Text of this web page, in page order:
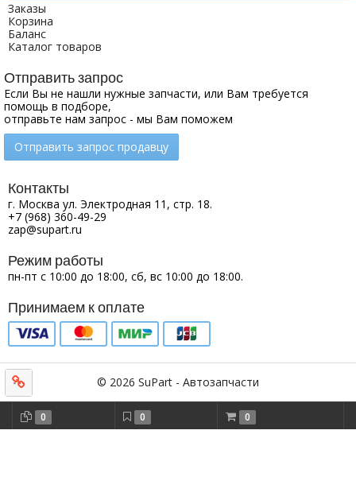
Заказы
Корзина
Баланс
Каталог товаров
Отправить запрос
Если Вы не нашли нужные запчасти, или Вам требуется
помощь в подборе,
отправьте нам запрос - мы Вам поможем
Отправить запрос продавцу
Контакты
г. Москва ул. Электродная 11, стр. 18.
+7 (968) 360-49-29
zap@supart.ru
Режим работы
пн-пт с 10:00 до 18:00, сб, вс 10:00 до 18:00.
Принимаем к оплате
© 2026 SuPart - Автозапчасти
0 0 0